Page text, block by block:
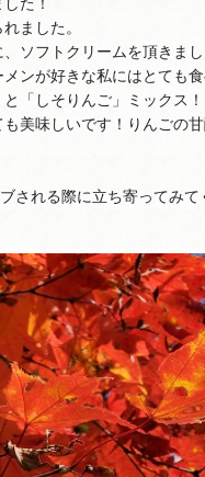
た！
ました。
ソフトクリームを頂きまし
ンが好きな私にはとても
「しそりんご」ミックス
美味しいです！りんごの
される際に立ち寄ってみて